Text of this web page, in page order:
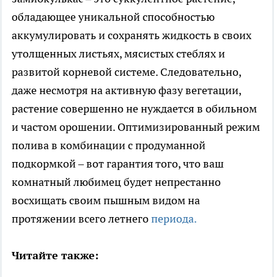
обладающее уникальной способностью
аккумулировать и сохранять жидкость в своих
утолщенных листьях, мясистых стеблях и
развитой корневой системе. Следовательно,
даже несмотря на активную фазу вегетации,
растение совершенно не нуждается в обильном
и частом орошении. Оптимизированный режим
полива в комбинации с продуманной
подкормкой – вот гарантия того, что ваш
комнатный любимец будет непрестанно
восхищать своим пышным видом на
протяжении всего летнегопериода.
Читайте также: